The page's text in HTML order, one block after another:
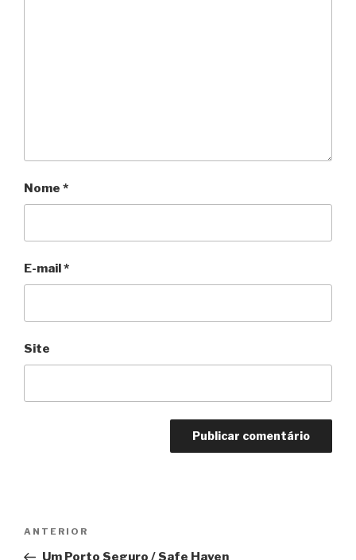
Nome *
E-mail *
Site
Anterior
ANTERIOR
Um Porto Seguro / Safe Haven